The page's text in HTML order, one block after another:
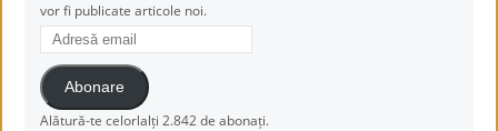
vor fi publicate articole noi.
Adresă
email
Abonare
Alătură-te celorlalți 2.842 de abonați.